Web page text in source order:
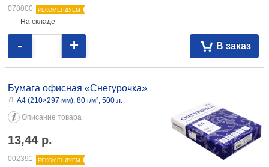
078000 РЕКОМЕНДУЕМ
На складе
В заказ
- +
Бумага офисная «Снегурочка»
А4 (210×297 мм), 80 г/м², 500 л.
Описание товара
13,44 р.
002391 РЕКОМЕНДУЕМ